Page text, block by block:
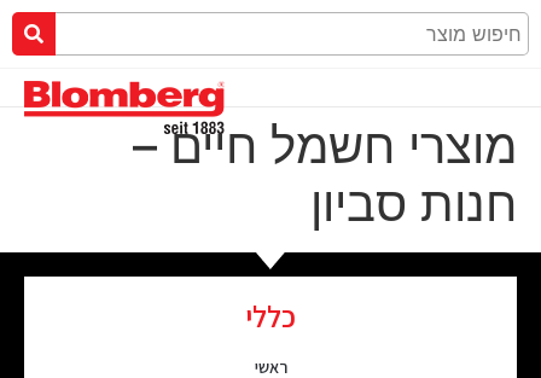
מוצרי חשמל חיים –
חנות סביון
כללי
ראשי